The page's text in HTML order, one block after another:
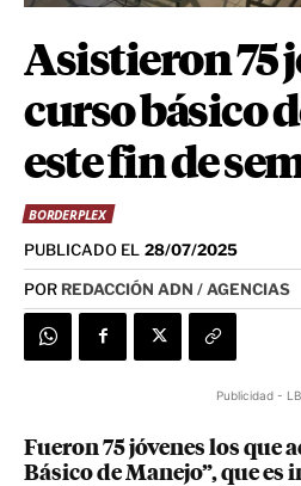
Asistieron 75
curso básico
este fin de
BORDERPLEX
PUBLICADO EL 28/07/2025
POR REDACCIÓN ADN / AGENCIAS
Publicidad -
Fueron 75 jóvenes los que
Básico de Manejo”, que